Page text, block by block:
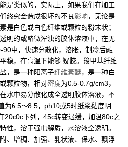
是类似的，实际上，如果我们在加工
终究会造成很坏的不良影响，无论是
是白色或白色纤维或颗粒的粉末状；
明的或略微浑浊的胶体溶液中；在无
90中，快速分散化，溶胀，制冷后融
稳，在高溫下能够 疑胶。羧甲基纤维
，是一种阳离子纤维素醚，是一种白
颗粒物，相对密度为0.5-0.7g/cm3，
水中易分散化成全透明胶体溶液，不
为6.5～8.5，ph10或5时纸桨黏度明
20c0c下列，45c转变迟缓，加温80c之
性，溶于强电解质，水溶液全透明。
增稠、加强、乳状液、保水、飘浮